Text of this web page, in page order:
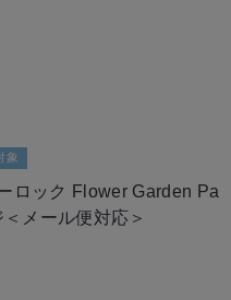
象
ロック Flower Garden Pa
メール便対応＞